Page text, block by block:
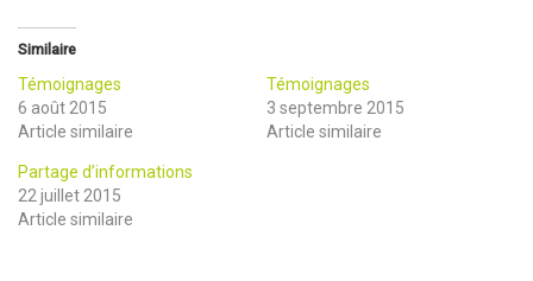
Similaire
Témoignages
6 août 2015
Article similaire
Témoignages
3 septembre 2015
Article similaire
Partage d’informations
22 juillet 2015
Article similaire